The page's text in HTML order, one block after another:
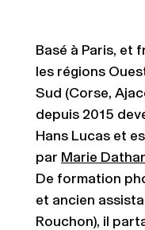
Basé à Paris, et
les régions
Sud (Corse,
depuis 2015
Hans Lucas et
par Marie
De formation
et ancien
Rouchon), il